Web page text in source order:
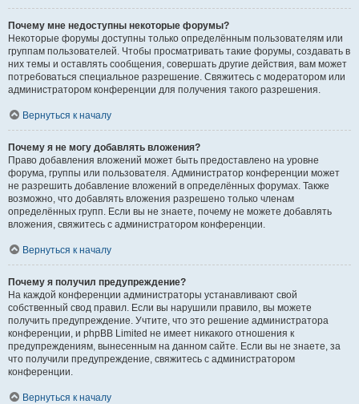
Почему мне недоступны некоторые форумы?
Некоторые форумы доступны только определённым пользователям или
группам пользователей. Чтобы просматривать такие форумы, создавать в
них темы и оставлять сообщения, совершать другие действия, вам может
потребоваться специальное разрешение. Свяжитесь с модератором или
администратором конференции для получения такого разрешения.
Вернуться к началу
Почему я не могу добавлять вложения?
Право добавления вложений может быть предоставлено на уровне
форума, группы или пользователя. Администратор конференции может
не разрешить добавление вложений в определённых форумах. Также
возможно, что добавлять вложения разрешено только членам
определённых групп. Если вы не знаете, почему не можете добавлять
вложения, свяжитесь с администратором конференции.
Вернуться к началу
Почему я получил предупреждение?
На каждой конференции администраторы устанавливают свой
собственный свод правил. Если вы нарушили правило, вы можете
получить предупреждение. Учтите, что это решение администратора
конференции, и phpBB Limited не имеет никакого отношения к
предупреждениям, вынесенным на данном сайте. Если вы не знаете, за
что получили предупреждение, свяжитесь с администратором
конференции.
Вернуться к началу